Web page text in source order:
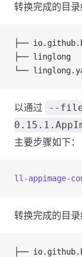
转换完成的目
├──
├── linglong
└──
以通过 --
主要步骤如下：
ll-appimage-
转换完成的目
├──